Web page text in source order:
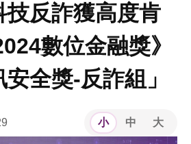
技反詐獲高度肯
數位金融獎》
安全獎-反詐組」
小 中 大